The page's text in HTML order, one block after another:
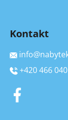
Kontakt
info@
+420 466